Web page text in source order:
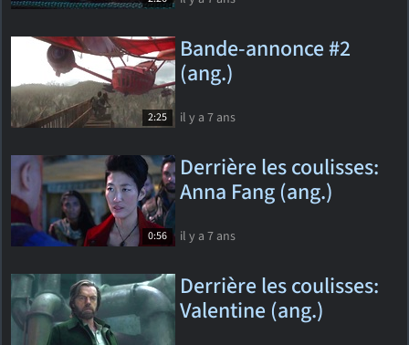
2:25
Bande-annonce #2
(ang.)
il y a 7 ans
0:56
Derrière les coulisses:
Anna Fang (ang.)
il y a 7 ans
Derrière les coulisses:
Valentine (ang.)